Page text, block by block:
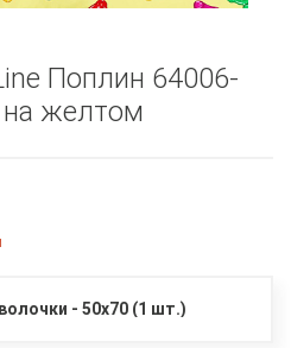
Поплин 64006-
желтом
- 50х70 (1 шт.)